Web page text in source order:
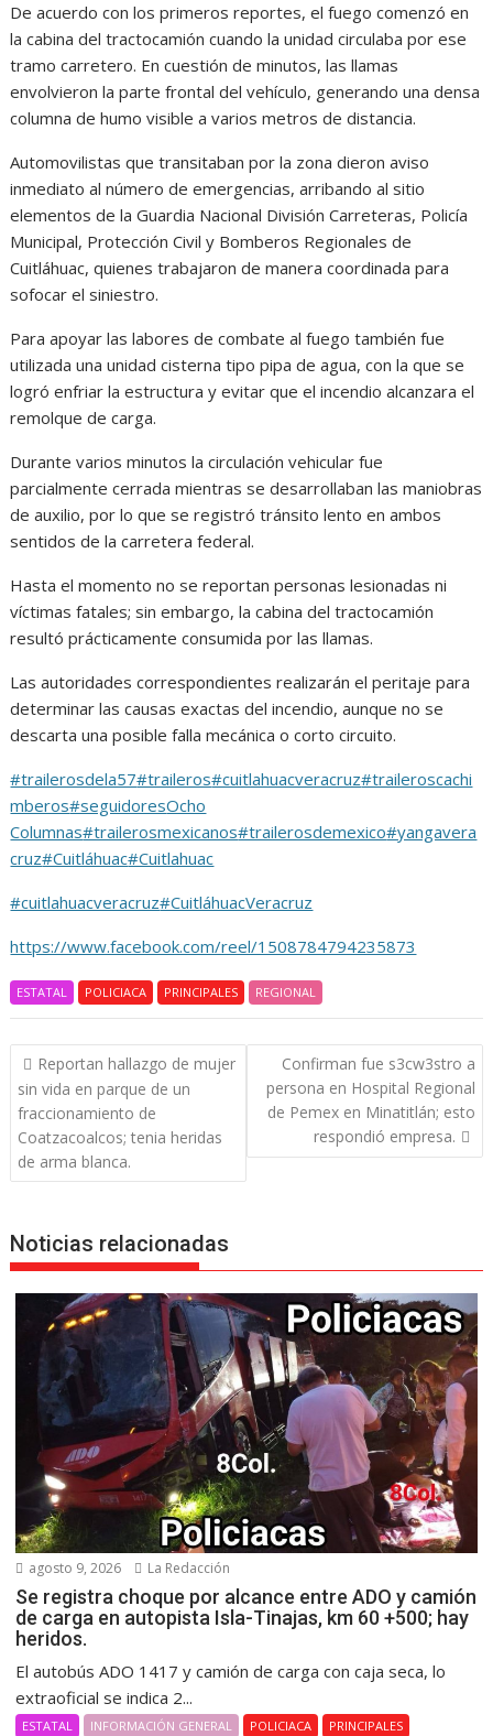
De acuerdo con los primeros reportes, el fuego comenzó en
la cabina del tractocamión cuando la unidad circulaba por ese
tramo carretero. En cuestión de minutos, las llamas
envolvieron la parte frontal del vehículo, generando una densa
columna de humo visible a varios metros de distancia.
Automovilistas que transitaban por la zona dieron aviso
inmediato al número de emergencias, arribando al sitio
elementos de la Guardia Nacional División Carreteras, Policía
Municipal, Protección Civil y Bomberos Regionales de
Cuitláhuac, quienes trabajaron de manera coordinada para
sofocar el siniestro.
Para apoyar las labores de combate al fuego también fue
utilizada una unidad cisterna tipo pipa de agua, con la que se
logró enfriar la estructura y evitar que el incendio alcanzara el
remolque de carga.
Durante varios minutos la circulación vehicular fue
parcialmente cerrada mientras se desarrollaban las maniobras
de auxilio, por lo que se registró tránsito lento en ambos
sentidos de la carretera federal.
Hasta el momento no se reportan personas lesionadas ni
víctimas fatales; sin embargo, la cabina del tractocamión
resultó prácticamente consumida por las llamas.
Las autoridades correspondientes realizarán el peritaje para
determinar las causas exactas del incendio, aunque no se
descarta una posible falla mecánica o corto circuito.
#trailerosdela57#traileros#cuitlahuacveracruz#traileroscachi
mberos#seguidoresOcho
Columnas#trailerosmexicanos#trailerosdemexico#yangavera
cruz#Cuitláhuac#Cuitlahuac
#cuitlahuacveracruz#CuitláhuacVeracruz
https://www.facebook.com/reel/1508784794235873
ESTATAL POLICIACA PRINCIPALES REGIONAL
Navegación
de
entradas
Reportan hallazgo de mujer
sin vida en parque de un
fraccionamiento de
Coatzacoalcos; tenia heridas
de arma blanca.
Confirman fue s3cw3stro a
persona en Hospital Regional
de Pemex en Minatitlán; esto
respondió empresa.
Noticias relacionadas
agosto 9, 2026 La Redacción
Se registra choque por alcance entre ADO y camión
de carga en autopista Isla-Tinajas, km 60 +500; hay
heridos.
El autobús ADO 1417 y camión de carga con caja seca, lo
extraoficial se indica 2...
ESTATAL INFORMACIÓN GENERAL POLICIACA PRINCIPALES